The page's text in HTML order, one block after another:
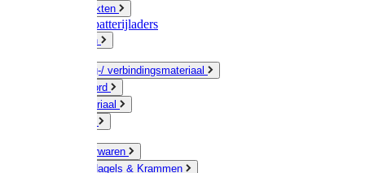
Zeepprodukten
Batterij & batterijladers
Zaklampen
Verpakking-/ verbindingsmateriaal
Touw / Koord
Afdekmateriaal
Kleine ijzerwaren
Spijkers, Nagels & Krammen